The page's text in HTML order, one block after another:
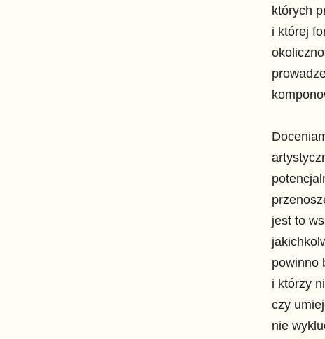
których
i której
jest to
powinno
i którzy
czy
nie